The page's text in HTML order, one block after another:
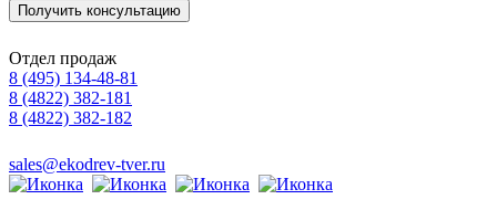
Получить консультацию
Отдел продаж
8 (495) 134-48-81
8 (4822) 382-181
8 (4822) 382-182
sales@ekodrev-tver.ru